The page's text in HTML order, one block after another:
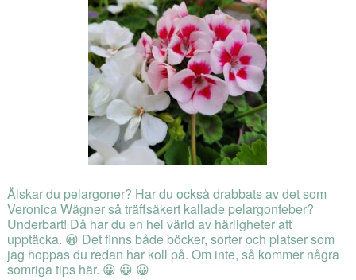
Älskar du pelargoner? Har du också drabbats av det som
Veronica Wägner så träffsäkert kallade pelargonfeber?
Underbart! Då har du en hel värld av härligheter att
upptäcka. 😀 Det finns både böcker, sorter och platser som
jag hoppas du redan har koll på. Om inte, så kommer några
somriga tips här. 😀 😀 😀